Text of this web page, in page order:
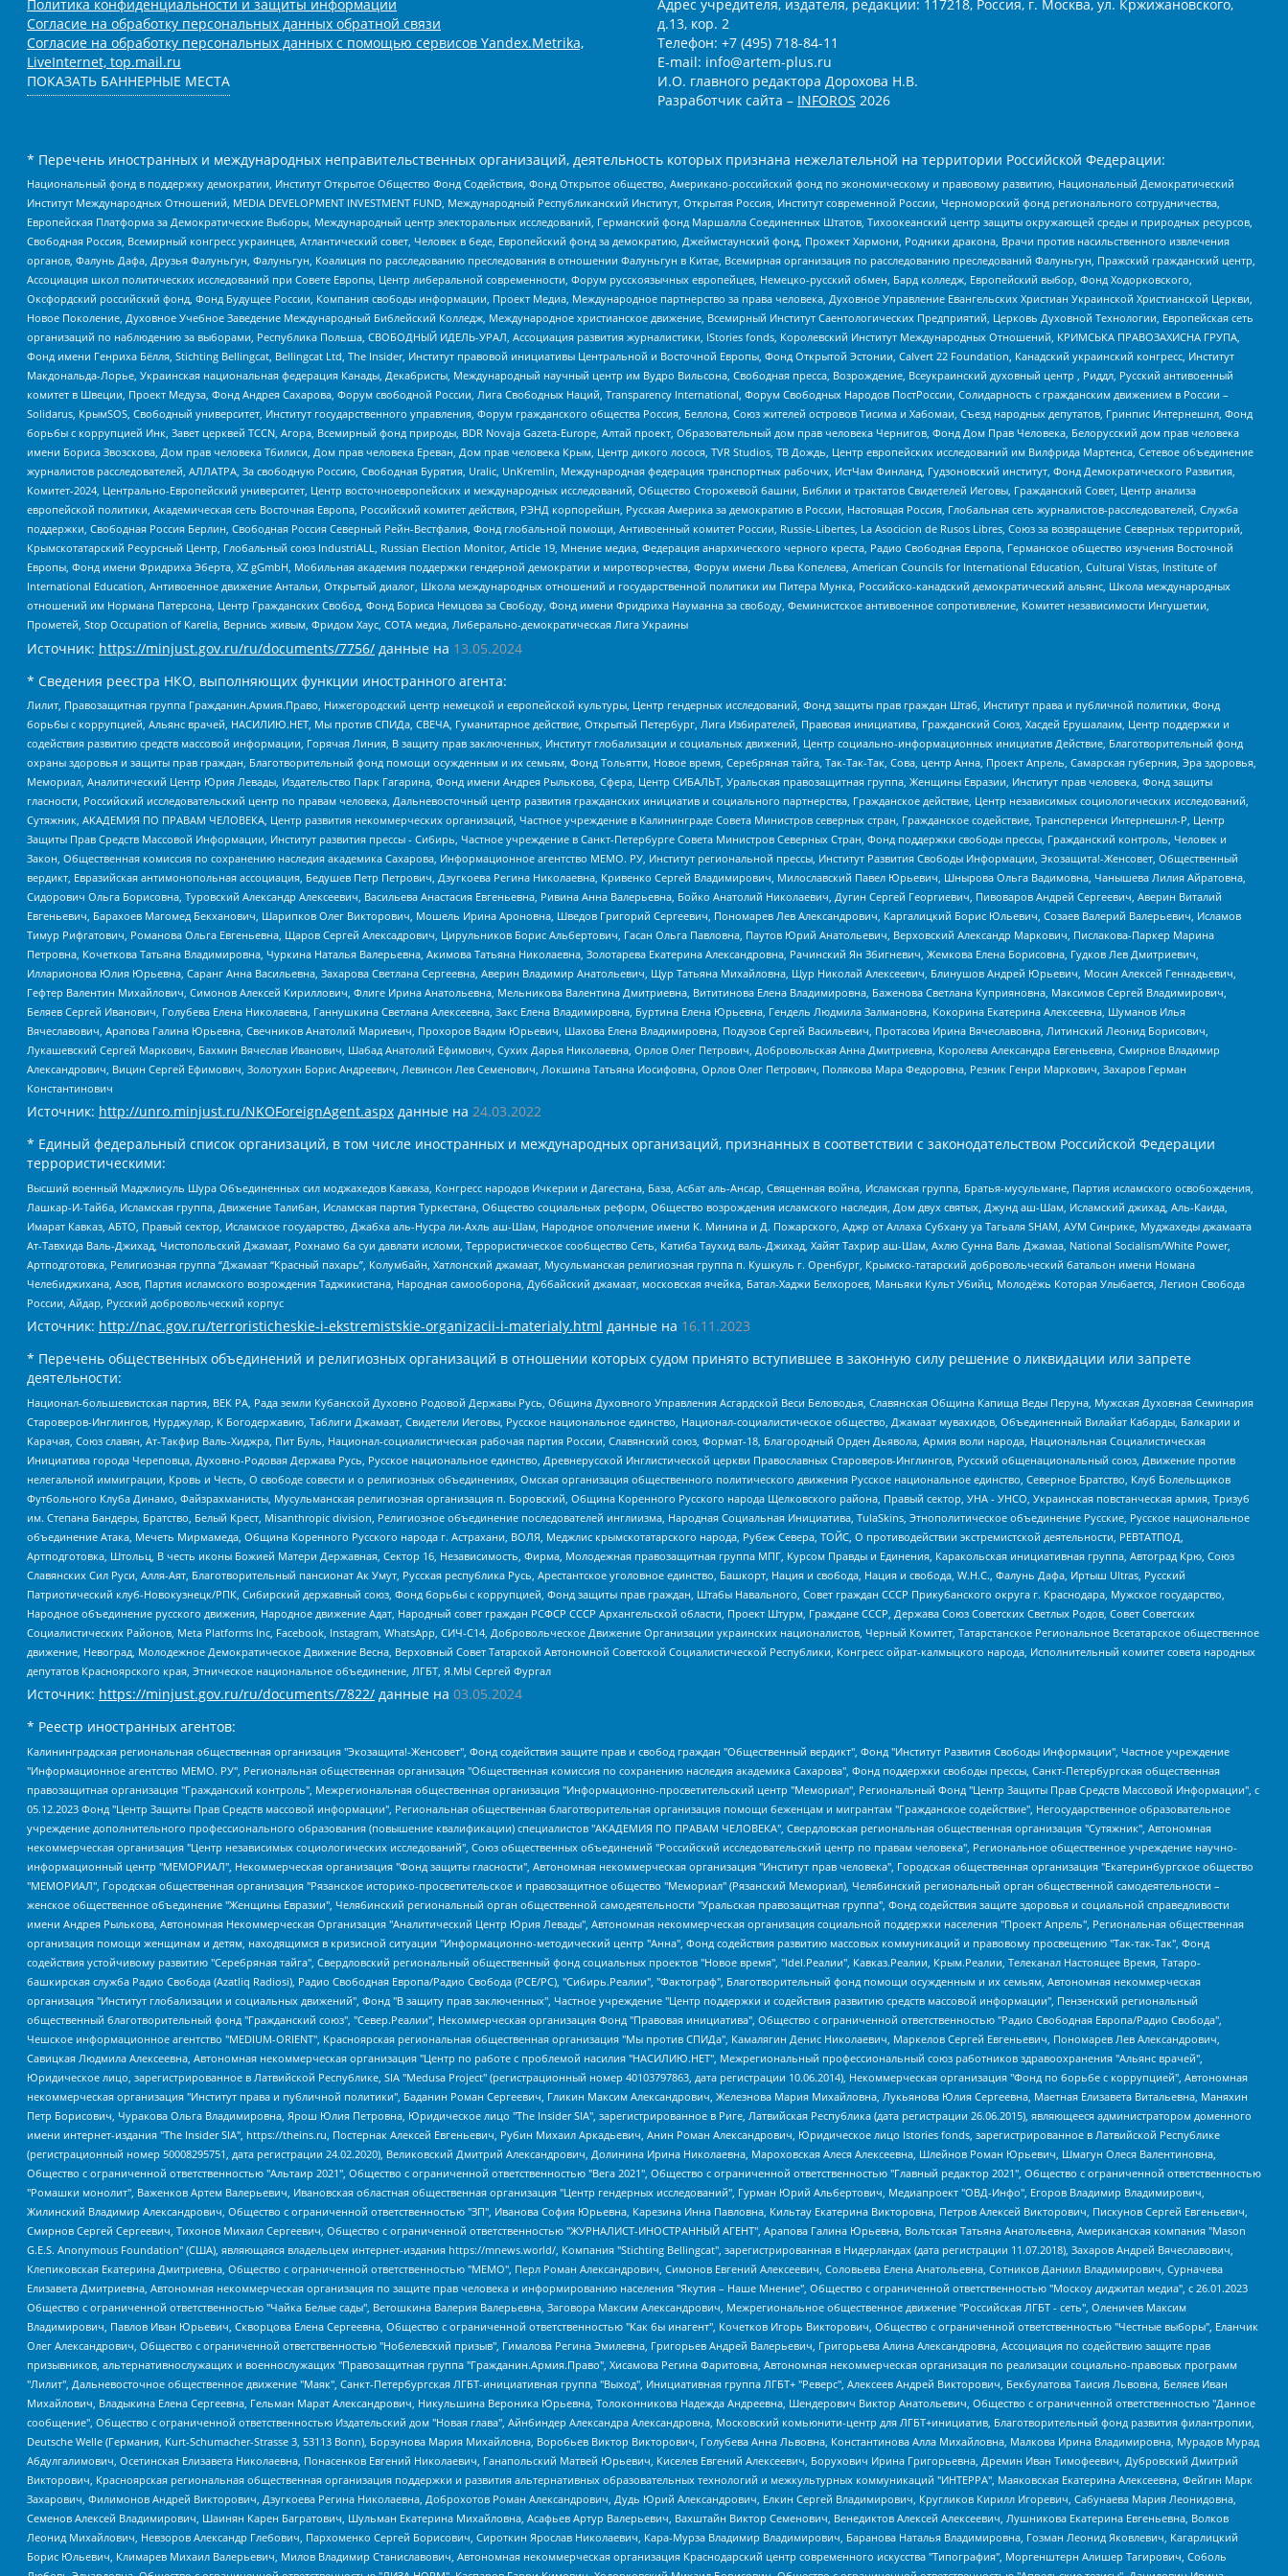
Политика конфиденциальности и защиты информации
Согласие на обработку персональных данных обратной связи
Согласие на обработку персональных данных с помощью сервисов Yandex.Metrika,
LiveInternet, top.mail.ru
ПОКАЗАТЬ БАННЕРНЫЕ МЕСТА
Адрес учредителя, издателя, редакции: 117218, Россия, г. Москва, ул. Кржижановского,
д.13, кор. 2
Телефон: +7 (495) 718-84-11
E-mail: info@artem-plus.ru
И.О. главного редактора Дорохова Н.В.
Разработчик сайта – INFOROS 2026
* Перечень иностранных и международных неправительственных организаций, деятельность которых признана нежелательной на территории Российской Федерации:
Национальный фонд в поддержку демократии, Институт Открытое Общество Фонд Содействия, Фонд Открытое общество, Американо-российский фонд по экономическому и правовому развитию, Национальный Демократический
Институт Международных Отношений, MEDIA DEVELOPMENT INVESTMENT FUND, Международный Республиканский Институт, Открытая Россия, Институт современной России, Черноморский фонд регионального сотрудничества,
Европейская Платформа за Демократические Выборы, Международный центр электоральных исследований, Германский фонд Маршалла Соединенных Штатов, Тихоокеанский центр защиты окружающей среды и природных ресурсов,
Свободная Россия, Всемирный конгресс украинцев, Атлантический совет, Человек в беде, Европейский фонд за демократию, Джеймстаунский фонд, Прожект Хармони, Родники дракона, Врачи против насильственного извлечения
органов, Фалунь Дафа, Друзья Фалуньгун, Фалуньгун, Коалиция по расследованию преследования в отношении Фалуньгун в Китае, Всемирная организация по расследованию преследований Фалуньгун, Пражский гражданский центр,
Ассоциация школ политических исследований при Совете Европы, Центр либеральной современности, Форум русскоязычных европейцев, Немецко-русский обмен, Бард колледж, Европейский выбор, Фонд Ходорковского,
Оксфордский российский фонд, Фонд Будущее России, Компания свободы информации, Проект Медиа, Международное партнерство за права человека, Духовное Управление Евангельских Христиан Украинской Христианской Церкви,
Новое Поколение, Духовное Учебное Заведение Международный Библейский Колледж, Международное христианское движение, Всемирный Институт Саентологических Предприятий, Церковь Духовной Технологии, Европейская сеть
организаций по наблюдению за выборами, Республика Польша, СВОБОДНЫЙ ИДЕЛЬ-УРАЛ, Ассоциация развития журналистики, IStories fonds, Королевский Институт Международных Отношений, КРИМСЬКА ПРАВОЗАХИСНА ГРУПА,
Фонд имени Генриха Бёлля, Stichting Bellingcat, Bellingcat Ltd, The Insider, Институт правовой инициативы Центральной и Восточной Европы, Фонд Открытой Эстонии, Calvert 22 Foundation, Канадский украинский конгресс, Институт
Макдональда-Лорье, Украинская национальная федерация Канады, Декабристы, Международный научный центр им Вудро Вильсона, Свободная пресса, Возрождение, Всеукраинский духовный центр , Риддл, Русский антивоенный
комитет в Швеции, Проект Медуза, Фонд Андрея Сахарова, Форум свободной России, Лига Свободных Наций, Transparеncy International, Форум Свободных Народов ПостРоссии, Солидарность с гражданским движением в России –
Solidarus, КрымSOS, Свободный университет, Институт государственного управления, Форум гражданского общества Россия, Беллона, Союз жителей островов Тисима и Хабомаи, Съезд народных депутатов, Гринпис Интернешнл, Фонд
борьбы с коррупцией Инк, Завет церквей TCCN, Агора, Всемирный фонд природы, BDR Novaja Gazeta-Europe, Алтай проект, Образовательный дом прав человека Чернигов, Фонд Дом Прав Человека, Белорусский дом прав человека
имени Бориса Звозскова, Дом прав человека Тбилиси, Дом прав человека Ереван, Дом прав человека Крым, Центр дикого лосося, TVR Studios, ТВ Дождь, Центр европейских исследований им Вилфрида Мартенса, Сетевое объединение
журналистов расследователей, АЛЛАТРА, За свободную Россию, Свободная Бурятия, Uralic, UnKremlin, Международная федерация транспортных рабочих, ИстЧам Финланд, Гудзоновский институт, Фонд Демократического Развития,
Комитет-2024, Центрально-Европейский университет, Центр восточноевропейских и международных исследований, Общество Сторожевой башни, Библии и трактатов Свидетелей Иеговы, Гражданский Совет, Центр анализа
европейской политики, Академическая сеть Восточная Европа, Российский комитет действия, РЭНД корпорейшн, Русская Америка за демократию в России, Настоящая Россия, Глобальная сеть журналистов-расследователей, Служба
поддержки, Свободная Россия Берлин, Свободная Россия Северный Рейн-Вестфалия, Фонд глобальной помощи, Антивоенный комитет России, Russie-Libertes, La Asocicion de Rusos Libres, Союз за возвращение Северных территорий,
Крымскотатарский Ресурсный Центр, Глобальный союз IndustriALL, Russian Election Monitor, Article 19, Мнение медиа, Федерация анархического черного креста, Радио Свободная Европа, Германское общество изучения Восточной
Европы, Фонд имени Фридриха Эберта, XZ gGmbH, Мобильная академия поддержки гендерной демократии и миротворчества, Форум имени Льва Копелева, American Councils for International Education, Cultural Vistas, Institute of
International Education, Антивоенное движение Антальи, Открытый диалог, Школа международных отношений и государственной политики им Питера Мунка, Российско-канадский демократический альянс, Школа международных
отношений им Нормана Патерсона, Центр Гражданских Свобод, Фонд Бориса Немцова за Свободу, Фонд имени Фридриха Науманна за свободу, Феминистское антивоенное сопротивление, Комитет независимости Ингушетии,
Прометей, Stop Occupation of Karelia, Вернись живым, Фридом Хаус, СОТА медиа, Либерально-демократическая Лига Украины
Источник: https://minjust.gov.ru/ru/documents/7756/ данные на 13.05.2024
* Сведения реестра НКО, выполняющих функции иностранного агента:
Лилит, Правозащитная группа Гражданин.Армия.Право, Нижегородский центр немецкой и европейской культуры, Центр гендерных исследований, Фонд защиты прав граждан Штаб, Институт права и публичной политики, Фонд
борьбы с коррупцией, Альянс врачей, НАСИЛИЮ.НЕТ, Мы против СПИДа, СВЕЧА, Гуманитарное действие, Открытый Петербург, Лига Избирателей, Правовая инициатива, Гражданский Союз, Хасдей Ерушалаим, Центр поддержки и
содействия развитию средств массовой информации, Горячая Линия, В защиту прав заключенных, Институт глобализации и социальных движений, Центр социально-информационных инициатив Действие, Благотворительный фонд
охраны здоровья и защиты прав граждан, Благотворительный фонд помощи осужденным и их семьям, Фонд Тольятти, Новое время, Серебряная тайга, Так-Так-Так, Сова, центр Анна, Проект Апрель, Самарская губерния, Эра здоровья,
Мемориал, Аналитический Центр Юрия Левады, Издательство Парк Гагарина, Фонд имени Андрея Рылькова, Сфера, Центр СИБАЛЬТ, Уральская правозащитная группа, Женщины Евразии, Институт прав человека, Фонд защиты
гласности, Российский исследовательский центр по правам человека, Дальневосточный центр развития гражданских инициатив и социального партнерства, Гражданское действие, Центр независимых социологических исследований,
Сутяжник, АКАДЕМИЯ ПО ПРАВАМ ЧЕЛОВЕКА, Центр развития некоммерческих организаций, Частное учреждение в Калининграде Совета Министров северных стран, Гражданское содействие, Трансперенси Интернешнл-Р, Центр
Защиты Прав Средств Массовой Информации, Институт развития прессы - Сибирь, Частное учреждение в Санкт-Петербурге Совета Министров Северных Стран, Фонд поддержки свободы прессы, Гражданский контроль, Человек и
Закон, Общественная комиссия по сохранению наследия академика Сахарова, Информационное агентство МЕМО. РУ, Институт региональной прессы, Институт Развития Свободы Информации, Экозащита!-Женсовет, Общественный
вердикт, Евразийская антимонопольная ассоциация, Бедушев Петр Петрович, Дзугкоева Регина Николаевна, Кривенко Сергей Владимирович, Милославский Павел Юрьевич, Шнырова Ольга Вадимовна, Чанышева Лилия Айратовна,
Сидорович Ольга Борисовна, Туровский Александр Алексеевич, Васильева Анастасия Евгеньевна, Ривина Анна Валерьевна, Бойко Анатолий Николаевич, Дугин Сергей Георгиевич, Пивоваров Андрей Сергеевич, Аверин Виталий
Евгеньевич, Барахоев Магомед Бекханович, Шарипков Олег Викторович, Мошель Ирина Ароновна, Шведов Григорий Сергеевич, Пономарев Лев Александрович, Каргалицкий Борис Юльевич, Созаев Валерий Валерьевич, Исламов
Тимур Рифгатович, Романова Ольга Евгеньевна, Щаров Сергей Алексадрович, Цирульников Борис Альбертович, Гасан Ольга Павловна, Паутов Юрий Анатольевич, Верховский Александр Маркович, Пислакова-Паркер Марина
Петровна, Кочеткова Татьяна Владимировна, Чуркина Наталья Валерьевна, Акимова Татьяна Николаевна, Золотарева Екатерина Александровна, Рачинский Ян Збигневич, Жемкова Елена Борисовна, Гудков Лев Дмитриевич,
Илларионова Юлия Юрьевна, Саранг Анна Васильевна, Захарова Светлана Сергеевна, Аверин Владимир Анатольевич, Щур Татьяна Михайловна, Щур Николай Алексеевич, Блинушов Андрей Юрьевич, Мосин Алексей Геннадьевич,
Гефтер Валентин Михайлович, Симонов Алексей Кириллович, Флиге Ирина Анатольевна, Мельникова Валентина Дмитриевна, Вититинова Елена Владимировна, Баженова Светлана Куприяновна, Максимов Сергей Владимирович,
Беляев Сергей Иванович, Голубева Елена Николаевна, Ганнушкина Светлана Алексеевна, Закс Елена Владимировна, Буртина Елена Юрьевна, Гендель Людмила Залмановна, Кокорина Екатерина Алексеевна, Шуманов Илья
Вячеславович, Арапова Галина Юрьевна, Свечников Анатолий Мариевич, Прохоров Вадим Юрьевич, Шахова Елена Владимировна, Подузов Сергей Васильевич, Протасова Ирина Вячеславовна, Литинский Леонид Борисович,
Лукашевский Сергей Маркович, Бахмин Вячеслав Иванович, Шабад Анатолий Ефимович, Сухих Дарья Николаевна, Орлов Олег Петрович, Добровольская Анна Дмитриевна, Королева Александра Евгеньевна, Смирнов Владимир
Александрович, Вицин Сергей Ефимович, Золотухин Борис Андреевич, Левинсон Лев Семенович, Локшина Татьяна Иосифовна, Орлов Олег Петрович, Полякова Мара Федоровна, Резник Генри Маркович, Захаров Герман
Константинович
Источник: http://unro.minjust.ru/NKOForeignAgent.aspx данные на 24.03.2022
* Единый федеральный список организаций, в том числе иностранных и международных организаций, признанных в соответствии с законодательством Российской Федерации
террористическими:
Высший военный Маджлисуль Шура Объединенных сил моджахедов Кавказа, Конгресс народов Ичкерии и Дагестана, База, Асбат аль-Ансар, Священная война, Исламская группа, Братья-мусульмане, Партия исламского освобождения,
Лашкар-И-Тайба, Исламская группа, Движение Талибан, Исламская партия Туркестана, Общество социальных реформ, Общество возрождения исламского наследия, Дом двух святых, Джунд аш-Шам, Исламский джихад, Аль-Каида,
Имарат Кавказ, АБТО, Правый сектор, Исламское государство, Джабха аль-Нусра ли-Ахль аш-Шам, Народное ополчение имени К. Минина и Д. Пожарского, Аджр от Аллаха Субхану уа Тагьаля SHAM, АУМ Синрике, Муджахеды джамаата
Ат-Тавхида Валь-Джихад, Чистопольский Джамаат, Рохнамо ба суи давлати исломи, Террористическое сообщество Сеть, Катиба Таухид валь-Джихад, Хайят Тахрир аш-Шам, Ахлю Сунна Валь Джамаа, National Socialism/White Power,
Артподготовка, Религиозная группа “Джамаат “Красный пахарь”, Колумбайн, Хатлонский джамаат, Мусульманская религиозная группа п. Кушкуль г. Оренбург, Крымско-татарский добровольческий батальон имени Номана
Челебиджихана, Азов, Партия исламского возрождения Таджикистана, Народная самооборона, Дуббайский джамаат, московская ячейка, Батал-Хаджи Белхороев, Маньяки Культ Убийц, Молодёжь Которая Улыбается, Легион Свобода
России, Айдар, Русский добровольческий корпус
Источник: http://nac.gov.ru/terroristicheskie-i-ekstremistskie-organizacii-i-materialy.html данные на 16.11.2023
* Перечень общественных объединений и религиозных организаций в отношении которых судом принято вступившее в законную силу решение о ликвидации или запрете
деятельности:
Национал-большевистская партия, ВЕК РА, Рада земли Кубанской Духовно Родовой Державы Русь, Община Духовного Управления Асгардской Веси Беловодья, Славянская Община Капища Веды Перуна, Мужская Духовная Семинария
Староверов-Инглингов, Нурджулар, К Богодержавию, Таблиги Джамаат, Свидетели Иеговы, Русское национальное единство, Национал-социалистическое общество, Джамаат мувахидов, Объединенный Вилайат Кабарды, Балкарии и
Карачая, Союз славян, Ат-Такфир Валь-Хиджра, Пит Буль, Национал-социалистическая рабочая партия России, Славянский союз, Формат-18, Благородный Орден Дьявола, Армия воли народа, Национальная Социалистическая
Инициатива города Череповца, Духовно-Родовая Держава Русь, Русское национальное единство, Древнерусской Инглистической церкви Православных Староверов-Инглингов, Русский общенациональный союз, Движение против
нелегальной иммиграции, Кровь и Честь, О свободе совести и о религиозных объединениях, Омская организация общественного политического движения Русское национальное единство, Северное Братство, Клуб Болельщиков
Футбольного Клуба Динамо, Файзрахманисты, Мусульманская религиозная организация п. Боровский, Община Коренного Русского народа Щелковского района, Правый сектор, УНА - УНСО, Украинская повстанческая армия, Тризуб
им. Степана Бандеры, Братство, Белый Крест, Misanthropic division, Религиозное объединение последователей инглиизма, Народная Социальная Инициатива, TulaSkins, Этнополитическое объединение Русские, Русское национальное
объединение Атака, Мечеть Мирмамеда, Община Коренного Русского народа г. Астрахани, ВОЛЯ, Меджлис крымскотатарского народа, Рубеж Севера, ТОЙС, О противодействии экстремистской деятельности, РЕВТАТПОД,
Артподготовка, Штольц, В честь иконы Божией Матери Державная, Сектор 16, Независимость, Фирма, Молодежная правозащитная группа МПГ, Курсом Правды и Единения, Каракольская инициативная группа, Автоград Крю, Союз
Славянских Сил Руси, Алля-Аят, Благотворительный пансионат Ак Умут, Русская республика Русь, Арестантское уголовное единство, Башкорт, Нация и свобода, Нация и свобода, W.H.С., Фалунь Дафа, Иртыш Ultras, Русский
Патриотический клуб-Новокузнецк/РПК, Сибирский державный союз, Фонд борьбы с коррупцией, Фонд защиты прав граждан, Штабы Навального, Совет граждан СССР Прикубанского округа г. Краснодара, Мужское государство,
Народное объединение русского движения, Народное движение Адат, Народный совет граждан РСФСР СССР Архангельской области, Проект Штурм, Граждане СССР, Держава Союз Советских Светлых Родов, Совет Советских
Социалистических Районов, Meta Platforms Inc, Facebook, Instagram, WhatsApp, СИЧ-С14, Добровольческое Движение Организации украинских националистов, Черный Комитет, Татарстанское Региональное Всетатарское общественное
движение, Невоград, Молодежное Демократическое Движение Весна, Верховный Совет Татарской Автономной Советской Социалистической Республики, Конгресс ойрат-калмыцкого народа, Исполнительный комитет совета народных
депутатов Красноярского края, Этническое национальное объединение, ЛГБТ, Я.МЫ Сергей Фургал
Источник: https://minjust.gov.ru/ru/documents/7822/ данные на 03.05.2024
* Реестр иностранных агентов:
Калининградская региональная общественная организация "Экозащита!-Женсовет", Фонд содействия защите прав и свобод граждан "Общественный вердикт", Фонд "Институт Развития Свободы Информации", Частное учреждение "Информационное агентство МЕМО. РУ", Региональная общественная организация "Общественная комиссия по сохранению наследия академика Сахарова", Фонд поддержки свободы прессы, Санкт-Петербургская общественная правозащитная организация "Гражданский контроль", Межрегиональная общественная организация "Информационно-просветительский центр "Мемориал", Региональный Фонд "Центр Защиты Прав Средств Массовой Информации", с 05.12.2023 Фонд "Центр Защиты Прав Средств массовой информации", Региональная общественная благотворительная организация помощи беженцам и мигрантам "Гражданское содействие", Негосударственное образовательное учреждение дополнительного профессионального образования (повышение квалификации) специалистов "АКАДЕМИЯ ПО ПРАВАМ ЧЕЛОВЕКА", Свердловская региональная общественная организация "Сутяжник", Автономная некоммерческая организация "Центр независимых социологических исследований", Союз общественных объединений "Российский исследовательский центр по правам человека", Региональное общественное учреждение научно-информационный центр "МЕМОРИАЛ", Некоммерческая организация "Фонд защиты гласности", Автономная некоммерческая организация "Институт прав человека", Городская общественная организация "Екатеринбургское общество "МЕМОРИАЛ", Городская общественная организация "Рязанское историко-просветительское и правозащитное общество "Мемориал" (Рязанский Мемориал), Челябинский региональный орган общественной самодеятельности – женское общественное объединение "Женщины Евразии", Челябинский региональный орган общественной самодеятельности "Уральская правозащитная группа", Фонд содействия защите здоровья и социальной справедливости имени Андрея Рылькова, Автономная Некоммерческая Организация "Аналитический Центр Юрия Левады", Автономная некоммерческая организация социальной поддержки населения "Проект Апрель", Региональная общественная организация помощи женщинам и детям, находящимся в кризисной ситуации "Информационно-методический центр "Анна", Фонд содействия развитию массовых коммуникаций и правовому просвещению "Так-так-Так", Фонд содействия устойчивому развитию "Серебряная тайга", Свердловский региональный общественный фонд социальных проектов "Новое время", "Idel.Реалии", Кавказ.Реалии, Крым.Реалии, Телеканал Настоящее Время, Татаро-башкирская служба Радио Свобода (Azatliq Radiosi), Радио Свободная Европа/Радио Свобода (PCE/PC), "Сибирь.Реалии", "Фактограф", Благотворительный фонд помощи осужденным и их семьям, Автономная некоммерческая организация "Институт глобализации и социальных движений", Фонд "В защиту прав заключенных", Частное учреждение "Центр поддержки и содействия развитию средств массовой информации", Пензенский региональный общественный благотворительный фонд "Гражданский союз", "Север.Реалии", Некоммерческая организация Фонд "Правовая инициатива", Общество с ограниченной ответственностью "Радио Свободная Европа/Радио Свобода", Чешское информационное агентство "MEDIUM-ORIENT", Красноярская региональная общественная организация "Мы против СПИДа", Камалягин Денис Николаевич, Маркелов Сергей Евгеньевич, Пономарев Лев Александрович, Савицкая Людмила Алексеевна, Автономная некоммерческая организация "Центр по работе с проблемой насилия "НАСИЛИЮ.НЕТ", Межрегиональный профессиональный союз работников здравоохранения "Альянс врачей", Юридическое лицо, зарегистрированное в Латвийской Республике, SIA "Medusa Project" (регистрационный номер 40103797863, дата регистрации 10.06.2014), Некоммерческая организация "Фонд по борьбе с коррупцией", Автономная некоммерческая организация "Институт права и публичной политики", Баданин Роман Сергеевич, Гликин Максим Александрович, Железнова Мария Михайловна, Лукьянова Юлия Сергеевна, Маетная Елизавета Витальевна, Маняхин Петр Борисович, Чуракова Ольга Владимировна, Ярош Юлия Петровна, Юридическое лицо "The Insider SIA", зарегистрированное в Риге, Латвийская Республика (дата регистрации 26.06.2015), являющееся администратором доменного имени интернет-издания "The Insider SIA", https://theins.ru, Постернак Алексей Евгеньевич, Рубин Михаил Аркадьевич, Анин Роман Александрович, Юридическое лицо Istories fonds, зарегистрированное в Латвийской Республике (регистрационный номер 50008295751, дата регистрации 24.02.2020), Великовский Дмитрий Александрович, Долинина Ирина Николаевна, Мароховская Алеся Алексеевна, Шлейнов Роман Юрьевич, Шмагун Олеся Валентиновна, Общество с ограниченной ответственностью "Альтаир 2021", Общество с ограниченной ответственностью "Вега 2021", Общество с ограниченной ответственностью "Главный редактор 2021", Общество с ограниченной ответственностью "Ромашки монолит", Важенков Артем Валерьевич, Ивановская областная общественная организация "Центр гендерных исследований", Гурман Юрий Альбертович, Медиапроект "ОВД-Инфо", Егоров Владимир Владимирович, Жилинский Владимир Александрович, Общество с ограниченной ответственностью "ЗП", Иванова София Юрьевна, Карезина Инна Павловна, Кильтау Екатерина Викторовна, Петров Алексей Викторович, Пискунов Сергей Евгеньевич, Смирнов Сергей Сергеевич, Тихонов Михаил Сергеевич, Общество с ограниченной ответственностью "ЖУРНАЛИСТ-ИНОСТРАННЫЙ АГЕНТ", Арапова Галина Юрьевна, Вольтская Татьяна Анатольевна, Американская компания "Mason G.E.S. Anonymous Foundation" (США), являющаяся владельцем интернет-издания https://mnews.world/, Компания "Stichting Bellingcat", зарегистрированная в Нидерландах (дата регистрации 11.07.2018), Захаров Андрей Вячеславович, Клепиковская Екатерина Дмитриевна, Общество с ограниченной ответственностью "МЕМО", Перл Роман Александрович, Симонов Евгений Алексеевич, Соловьева Елена Анатольевна, Сотников Даниил Владимирович, Сурначева Елизавета Дмитриевна, Автономная некоммерческая организация по защите прав человека и информированию населения "Якутия – Наше Мнение", Общество с ограниченной ответственностью "Москоу диджитал медиа", с 26.01.2023 Общество с ограниченной ответственностью "Чайка Белые сады", Ветошкина Валерия Валерьевна, Заговора Максим Александрович, Межрегиональное общественное движение "Российская ЛГБТ - сеть", Оленичев Максим Владимирович, Павлов Иван Юрьевич, Скворцова Елена Сергеевна, Общество с ограниченной ответственностью "Как бы инагент", Кочетков Игорь Викторович, Общество с ограниченной ответственностью "Честные выборы", Еланчик Олег Александрович, Общество с ограниченной ответственностью "Нобелевский призыв", Гималова Регина Эмилевна, Григорьев Андрей Валерьевич, Григорьева Алина Александровна, Ассоциация по содействию защите прав призывников, альтернативнослужащих и военнослужащих "Правозащитная группа "Гражданин.Армия.Право", Хисамова Регина Фаритовна, Автономная некоммерческая организация по реализации социально-правовых программ "Лилит", Дальневосточное общественное движение "Маяк", Санкт-Петербургская ЛГБТ-инициативная группа "Выход", Инициативная группа ЛГБТ+ "Реверс", Алексеев Андрей Викторович, Бекбулатова Таисия Львовна, Беляев Иван Михайлович, Владыкина Елена Сергеевна, Гельман Марат Александрович, Никульшина Вероника Юрьевна, Толоконникова Надежда Андреевна, Шендерович Виктор Анатольевич, Общество с ограниченной ответственностью "Данное сообщение", Общество с ограниченной ответственностью Издательский дом "Новая глава", Айнбиндер Александра Александровна, Московский комьюнити-центр для ЛГБТ+инициатив, Благотворительный фонд развития филантропии, Deutsche Welle (Германия, Kurt-Schumacher-Strasse 3, 53113 Bonn), Борзунова Мария Михайловна, Воробьев Виктор Викторович, Голубева Анна Львовна, Константинова Алла Михайловна, Малкова Ирина Владимировна, Мурадов Мурад Абдулгалимович, Осетинская Елизавета Николаевна, Понасенков Евгений Николаевич, Ганапольский Матвей Юрьевич, Киселев Евгений Алексеевич, Борухович Ирина Григорьевна, Дремин Иван Тимофеевич, Дубровский Дмитрий Викторович, Красноярская региональная общественная организация поддержки и развития альтернативных образовательных технологий и межкультурных коммуникаций "ИНТЕРРА", Маяковская Екатерина Алексеевна, Фейгин Марк Захарович, Филимонов Андрей Викторович, Дзугкоева Регина Николаевна, Доброхотов Роман Александрович, Дудь Юрий Александрович, Елкин Сергей Владимирович, Кругликов Кирилл Игоревич, Сабунаева Мария Леонидовна, Семенов Алексей Владимирович, Шаинян Карен Багратович, Шульман Екатерина Михайловна, Асафьев Артур Валерьевич, Вахштайн Виктор Семенович, Венедиктов Алексей Алексеевич, Лушникова Екатерина Евгеньевна, Волков Леонид Михайлович, Невзоров Александр Глебович, Пархоменко Сергей Борисович, Сироткин Ярослав Николаевич, Кара-Мурза Владимир Владимирович, Баранова Наталья Владимировна, Гозман Леонид Яковлевич, Кагарлицкий Борис Юльевич, Климарев Михаил Валерьевич, Милов Владимир Станиславович, Автономная некоммерческая организация Краснодарский центр современного искусства "Типография", Моргенштерн Алишер Тагирович, Соболь Любовь Эдуардовна, Общество с ограниченной ответственностью "ЛИЗА НОРМ", Каспаров Гарри Кимович, Ходорковский Михаил Борисович, Общество с ограниченной ответственностью "Апрельские тезисы", Данилович Ирина Брониславовна, Кашин Олег Владимирович, Петров Николай Владимирович, Пивоваров Алексей Владимирович, Соколов Михаил Владимирович, Цветкова Юлия Владимировна, Чичваркин Евгений Александрович, Комитет против пыток/Команда против пыток, Общество с ограниченной ответственностью "Первый научный", Общество с ограниченной ответственностью "Вертолет и ко", Белоцерковская Вероника Борисовна, Кац Максим Евгеньевич, Лазарева Татьяна Юрьевна, Шаведдинов Руслан Табризович, Яшин Илья Валерьевич, Общество с ограниченной ответственностью "Иноагент ААВ", Алешковский Дмитрий Петрович, Альбац Евгения Марковна, Быков Дмитрий Львович, Галямина Юлия Евгеньевна, Лойко Сергей Леонидович, Мартынов Кирилл Константинович, Медведев Сергей Александрович, Крашенинников Федор Геннадиевич, Гордеева Катерина Вл